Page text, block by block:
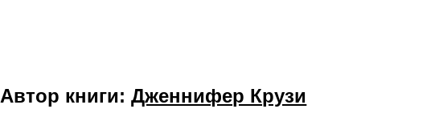
Автор книги:Дженнифер Крузи